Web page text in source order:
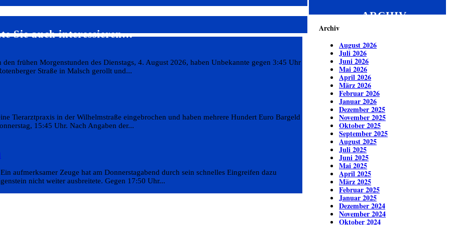
Sie auch interessieren…
frühen Morgenstunden des Dienstags, 4. August 2026, haben Unbekannte gegen 3:45 Uhr
Straße in Malsch gerollt und...
Tierarztpraxis in der Wilhelmstraße eingebrochen und haben mehrere Hundert Euro Bargeld
15:45 Uhr. Nach Angaben der...
aufmerksamer Zeuge hat am Donnerstagabend durch sein schnelles Eingreifen dazu
nicht weiter ausbreitete. Gegen 17:50 Uhr...
ARCHIV
Archiv
August 2026
Juli 2026
Juni 2026
Mai 2026
April 2026
März 2026
Februar 2026
Januar 2026
Dezember 2025
November 2025
Oktober 2025
September 2025
August 2025
Juli 2025
Juni 2025
Mai 2025
April 2025
März 2025
Februar 2025
Januar 2025
Dezember 2024
November 2024
Oktober 2024